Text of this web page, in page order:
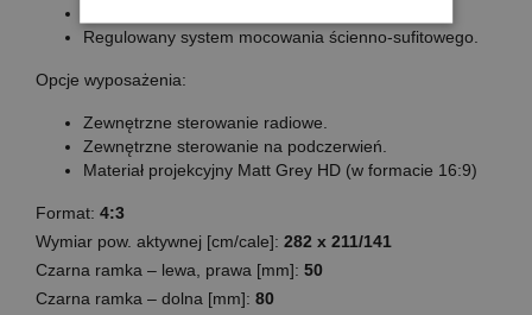
Regulowany system mocowania ścienno-sufitowego.
Opcje wyposażenia:
Zewnętrzne sterowanie radiowe.
Zewnętrzne sterowanie na podczerwień.
Materiał projekcyjny Matt Grey HD (w formacie 16:9)
Format: 4:3
Wymiar pow. aktywnej [cm/cale]: 282 x 211/141
Czarna ramka – lewa, prawa [mm]: 50
Czarna ramka – dolna [mm]: 80